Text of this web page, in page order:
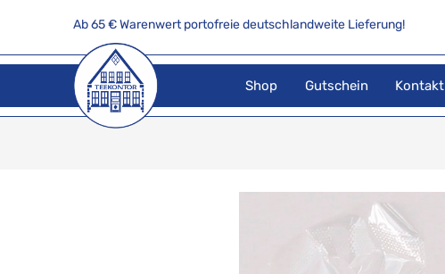
Ab 65 € Warenwert portofreie deutschlandweite Lieferung!
Shop Gutschein Kontakt